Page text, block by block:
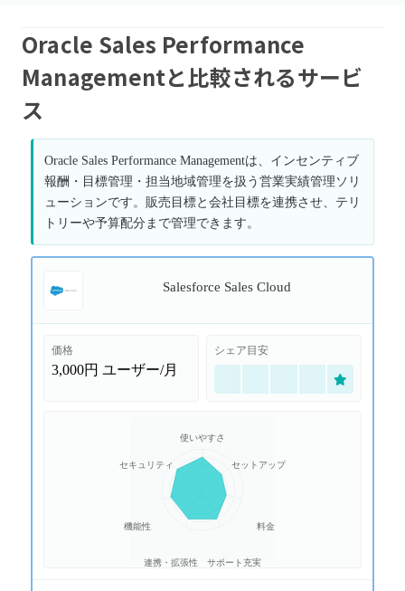
Oracle Sales Performance
Managementと比較されるサービ
ス
Oracle Sales Performance Managementは、インセンティブ
報酬・目標管理・担当地域管理を扱う営業実績管理ソリ
ューションです。販売目標と会社目標を連携させ、テリ
トリーや予算配分まで管理できます。
Salesforce Sales Cloud
価格
3,000円 ユーザー/月
シェア目安
使いやすさ
セットアップ
料金
サポート充実
連携・拡張性
機能性
セキュリティ